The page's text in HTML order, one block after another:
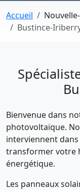
Accueil
Bustince-
Bienvenue dans
photovoltaïque.
interviennent
transformer votre
énergétique.
Les panneaux